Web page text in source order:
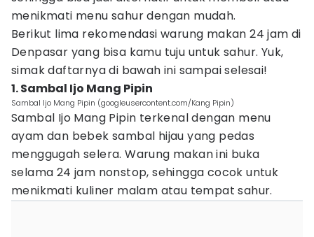
menikmati menu sahur dengan mudah.
Berikut lima rekomendasi warung makan 24 jam di
Denpasar yang bisa kamu tuju untuk sahur. Yuk,
simak daftarnya di bawah ini sampai selesai!
1. Sambal Ijo Mang Pipin
Sambal Ijo Mang Pipin (googleusercontent.com/Kang Pipin)
Sambal Ijo Mang Pipin terkenal dengan menu
ayam dan bebek sambal hijau yang pedas
menggugah selera. Warung makan ini buka
selama 24 jam nonstop, sehingga cocok untuk
menikmati kuliner malam atau tempat sahur.